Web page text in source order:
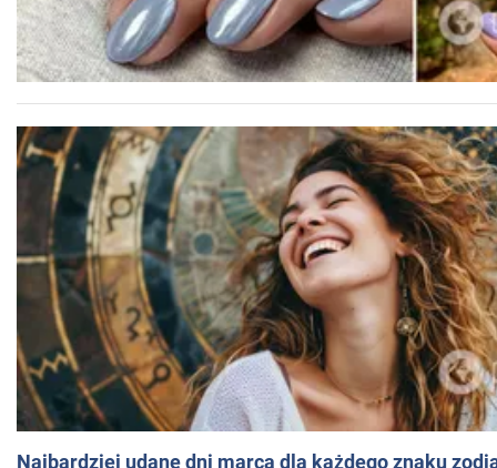
Najbardziej udane dni marca dla każdego znaku